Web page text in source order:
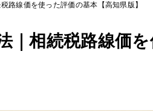
路線価を使った評価の基本【高知県版】
｜相続税路線価